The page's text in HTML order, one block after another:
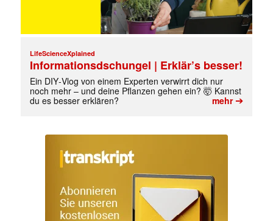
LifeScienceXplained
Informationsdschungel | Erklär’s besser!
Ein DIY‑Vlog von einem Experten verwirrt dich nur
noch mehr – und deine Pflanzen gehen ein? 🤯 Kannst
du es besser erklären?
mehr➔